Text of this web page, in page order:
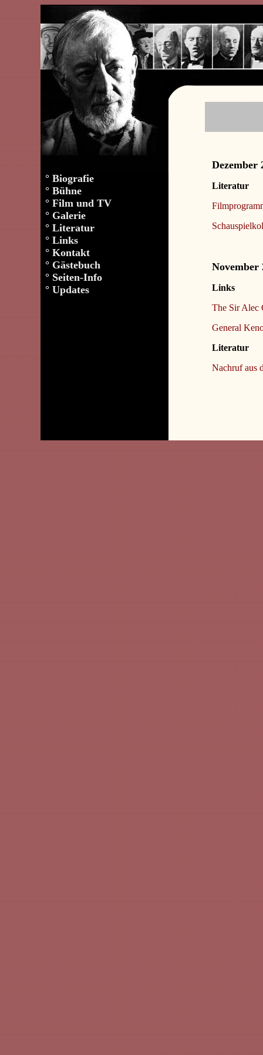
° Biografie
° Bühne
° Film und TV
° Galerie
° Literatur
° Links
° Kontakt
° Gästebuch
° Seiten-Info
° Updates
Dezember
Literatur
November
Links
The Sir Alec
General
Literatur
Nachruf aus